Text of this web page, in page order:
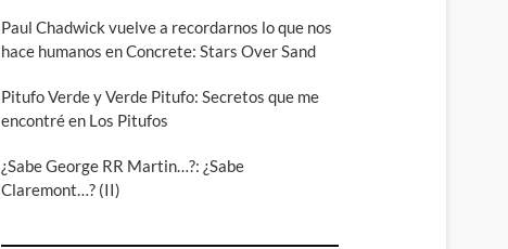
Paul Chadwick vuelve a recordarnos lo que nos
hace humanos en Concrete: Stars Over Sand
Pitufo Verde y Verde Pitufo: Secretos que me
encontré en Los Pitufos
¿Sabe George RR Martin…?: ¿Sabe
Claremont…? (II)